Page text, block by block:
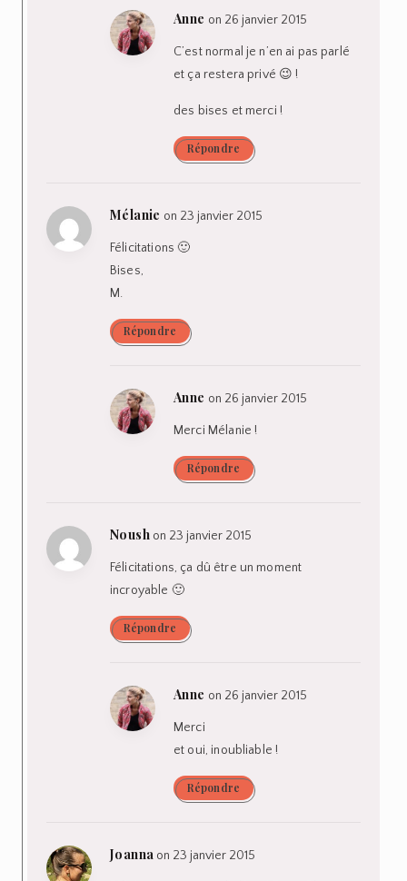
Anne on 26 janvier 2015
C’est normal je n’en ai pas parlé
et ça restera privé 😉 !
des bises et merci !
Répondre
Mélanie on 23 janvier 2015
Félicitations 🙂
Bises,
M.
Répondre
Anne on 26 janvier 2015
Merci Mélanie !
Répondre
Noush on 23 janvier 2015
Félicitations, ça dû être un moment
incroyable 🙂
Répondre
Anne on 26 janvier 2015
Merci
et oui, inoubliable !
Répondre
Joanna on 23 janvier 2015